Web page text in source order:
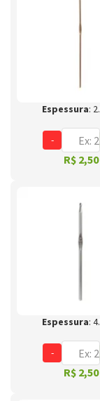
Espessura:
-
R$ 2,50
Espessura:
-
R$ 2,50